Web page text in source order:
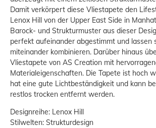
Damit verkörpert diese Vliestapete den
Lenox Hill von der Upper East Side in
Barock- und Strukturmuster aus dieser
perfekt aufeinander abgestimmt und lassen
miteinander kombinieren. Darüber hinaus
Vliestapete von AS Creation mit
Materialeigenschaften. Die Tapete ist hoch
hat eine gute Lichtbeständigkeit und kann
restlos trocken entfernt werden.
Designreihe: Lenox Hill
Stilwelten: Strukturdesign